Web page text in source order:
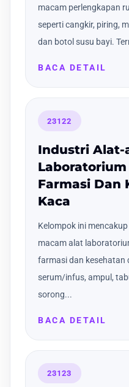
macam perlengkapan
seperti cangkir, piring,
dan botol susu bayi.
BACA DETAIL
23122
Industri Alat-
Laboratorium
Farmasi Dan
Kaca
Kelompok ini
macam alat
farmasi dan kesehatan
serum/infus, ampul,
sorong...
BACA DETAIL
23123